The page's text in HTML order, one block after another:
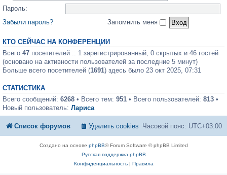
Пароль:
Забыли пароль?
Запомнить меня
КТО СЕЙЧАС НА КОНФЕРЕНЦИИ
Всего 47 посетителей :: 1 зарегистрированный, 0 скрытых и 46 гостей
(основано на активности пользователей за последние 5 минут)
Больше всего посетителей (1691) здесь было 23 окт 2025, 07:31
СТАТИСТИКА
Всего сообщений: 6268 • Всего тем: 951 • Всего пользователей: 813 •
Новый пользователь: Лариса
Список форумов Часовой пояс: UTC+03:00
Удалить cookies
Создано на основе phpBB® Forum Software © phpBB Limited
Русская поддержка phpBB
Конфиденциальность| Правила